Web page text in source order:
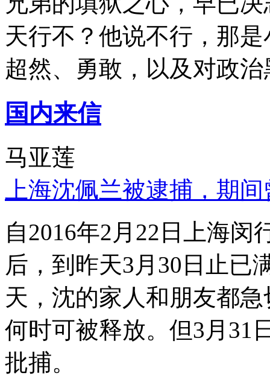
天行不？他说不行，那
超然、勇敢，以及对政
国内来信
马亚莲
上海沈佩兰被逮捕，期
自2016年2月22日上海
后，到昨天3月30日止已
天，沈的家人和朋友都
何时可被释放。但3月31
批捕。